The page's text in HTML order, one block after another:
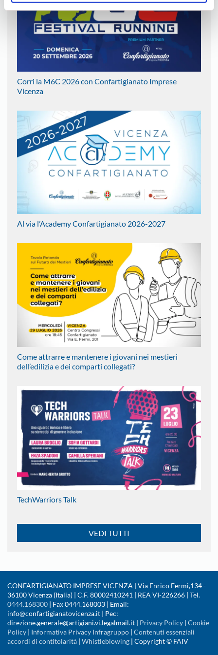
Corri la M6C 2026 con Confartigianato Imprese
Vicenza
Al via l’Academy Confartigianato 2026-2027
Come attrarre e mantenere i giovani nei mestieri
dell’edilizia e dei comparti collegati?
TechWarriors Talk
VEDI TUTTI
CONFARTIGIANATO IMPRESE VICENZA | Via Enrico Fermi,134 -
36100 Vicenza (Italia) | C.F. 80002410241 | REA VI-226266 | Tel.
0444.168300 | Fax 0444.168003 | Email:
info@confartigianatovicenza.it | Pec:
direzione.generale@artigiani.vi.legalmail.it | Privacy Policy | Cookie
Policy | Informativa Privacy Infragruppo | Contenuti essenziali
accordi di contitolarità | Whistleblowing | Copyright © FAIV